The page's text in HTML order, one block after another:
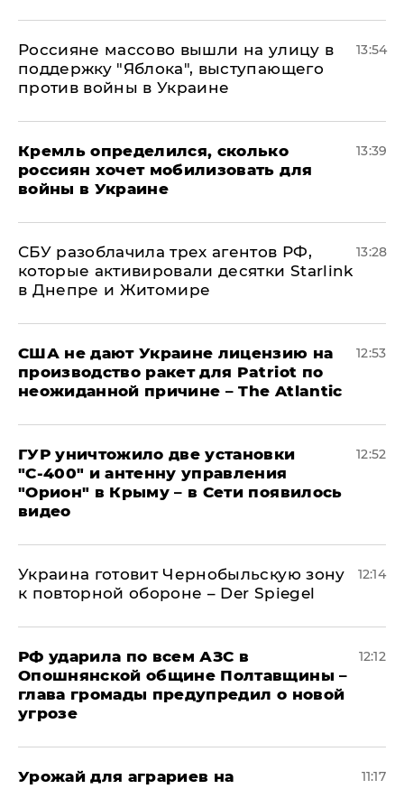
Россияне массово вышли на улицу в
поддержку "Яблока", выступающего
против войны в Украине
13:54
Кремль определился, сколько
россиян хочет мобилизовать для
войны в Украине
13:39
СБУ разоблачила трех агентов РФ,
которые активировали десятки Starlink
в Днепре и Житомире
13:28
США не дают Украине лицензию на
производство ракет для Patriot по
неожиданной причине – The Atlantic
12:53
ГУР уничтожило две установки
"С‑400" и антенну управления
"Орион" в Крыму – в Сети появилось
видео
12:52
Украина готовит Чернобыльскую зону
к повторной обороне – Der Spiegel
12:14
РФ ударила по всем АЗС в
Опошнянской общине Полтавщины –
глава громады предупредил о новой
угрозе
12:12
Урожай для аграриев на
11:17